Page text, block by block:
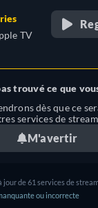
TV
trouvé ce que
dès que ce
services de
M'avertir
jour de 61 services de
ou incorrecte